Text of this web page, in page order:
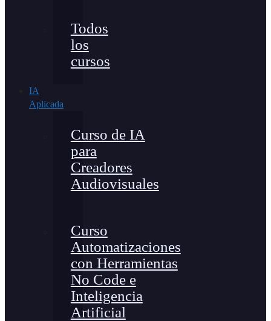
Todos
los
cursos
IA
Aplicada
Curso de IA
para
Creadores
Audiovisuales
Curso
Automatizaciones
con Herramientas
No Code e
Inteligencia
Artificial